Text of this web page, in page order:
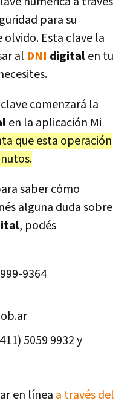
para su
olvido. Esta clave la
al DNI digitalen tu
comenzará la
en la aplicación Mi
que esta operación
saber cómo
alguna duda sobre
, podés
9364
5059 9932 y
en línea a través del